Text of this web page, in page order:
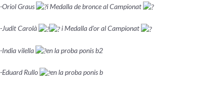
-Oriol Graus i Medalla de bronce al Campionat
-Judit Carolà i Medalla d’or al Campionat
-India vilella en la proba ponis b2
-Eduard Rullo en la proba ponis b